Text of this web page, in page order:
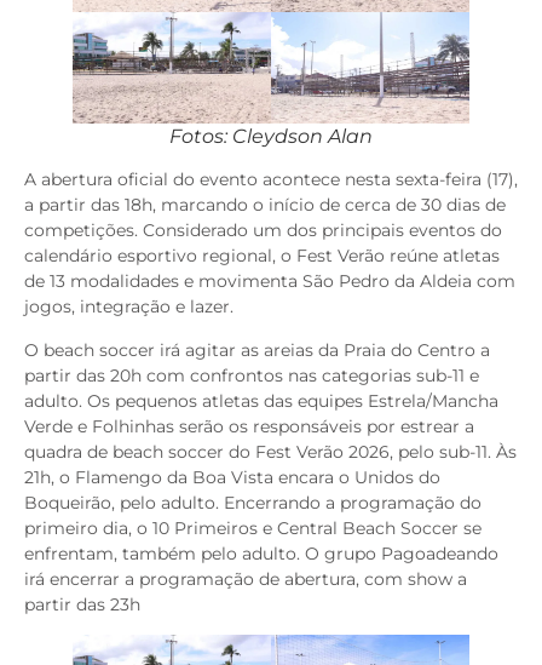
Fotos: Cleydson Alan
A abertura oficial do evento acontece nesta sexta-feira (17),
a partir das 18h, marcando o início de cerca de 30 dias de
competições. Considerado um dos principais eventos do
calendário esportivo regional, o Fest Verão reúne atletas
de 13 modalidades e movimenta São Pedro da Aldeia com
jogos, integração e lazer.
O beach soccer irá agitar as areias da Praia do Centro a
partir das 20h com confrontos nas categorias sub-11 e
adulto. Os pequenos atletas das equipes Estrela/Mancha
Verde e Folhinhas serão os responsáveis por estrear a
quadra de beach soccer do Fest Verão 2026, pelo sub-11. Às
21h, o Flamengo da Boa Vista encara o Unidos do
Boqueirão, pelo adulto. Encerrando a programação do
primeiro dia, o 10 Primeiros e Central Beach Soccer se
enfrentam, também pelo adulto. O grupo Pagoadeando
irá encerrar a programação de abertura, com show a
partir das 23h